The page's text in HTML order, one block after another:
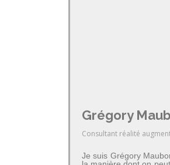
Grégory
Consultant réalité
Je suis Grégory